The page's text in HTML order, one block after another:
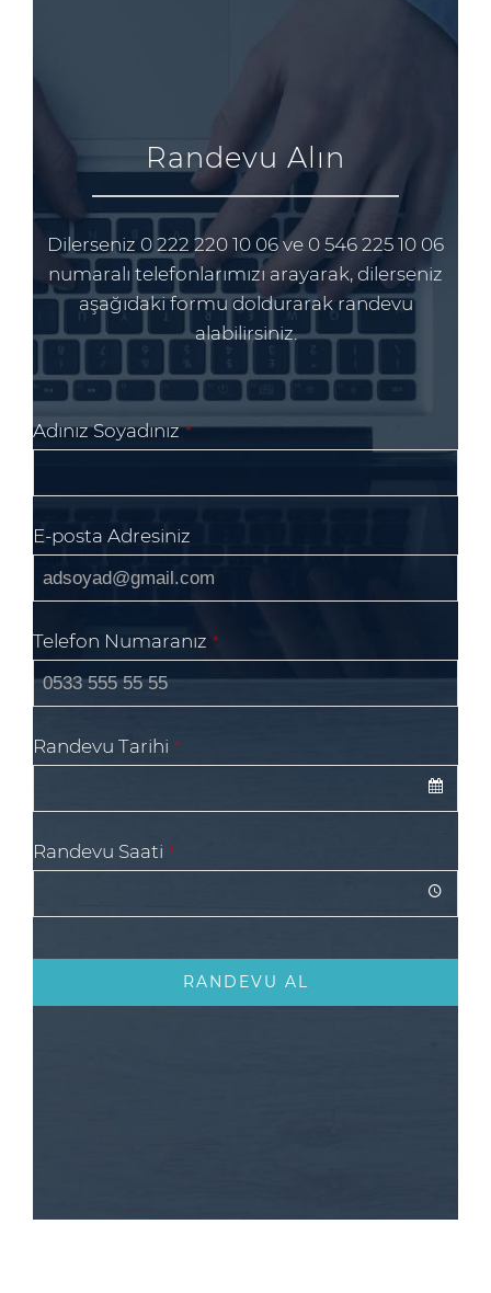
Randevu Alın
Dilerseniz 0 222 220 10 06 ve 0 546 225 10 06
numaralı telefonlarımızı arayarak, dilerseniz
aşağıdaki formu doldurarak randevu
alabilirsiniz.
Adınız Soyadınız *
Email
E-posta Adresiniz
Telefon Numaranız *
Randevu Tarihi *
Randevu Saati *
RANDEVU AL